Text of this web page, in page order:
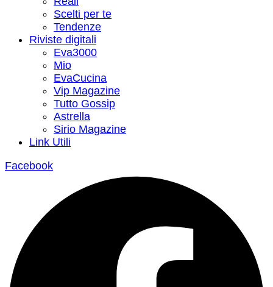
Scelti per te
Tendenze
Riviste digitali
Eva3000
Mio
EvaCucina
Vip Magazine
Tutto Gossip
Astrella
Sirio Magazine
Link Utili
Facebook